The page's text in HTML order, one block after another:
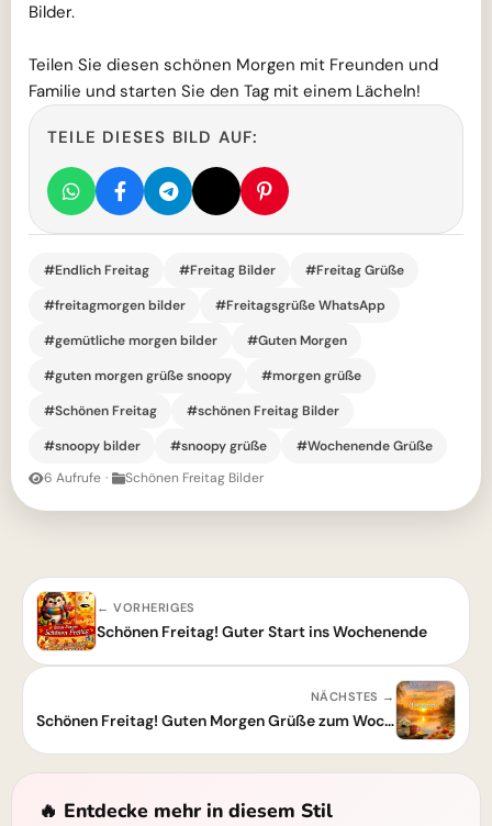
Bilder.
Teilen Sie diesen schönen Morgen mit Freunden und
Familie und starten Sie den Tag mit einem Lächeln!
TEILE DIESES BILD AUF:
#Endlich Freitag #Freitag Bilder
#Freitag Grüße
#freitagmorgen bilder
#Freitagsgrüße WhatsApp
#gemütliche morgen bilder
#Guten Morgen
#guten morgen grüße snoopy
#morgen grüße
#Schönen Freitag
#schönen Freitag Bilder
#snoopy bilder
#snoopy grüße
#Wochenende Grüße
6 Aufrufe · Schönen Freitag Bilder
← VORHERIGES
Schönen Freitag! Guter Start ins Wochenende
NÄCHSTES →
Schönen Freitag! Guten Morgen Grüße zum Wochenende
🔥 Entdecke mehr in diesem Stil